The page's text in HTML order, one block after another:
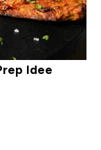
Idee